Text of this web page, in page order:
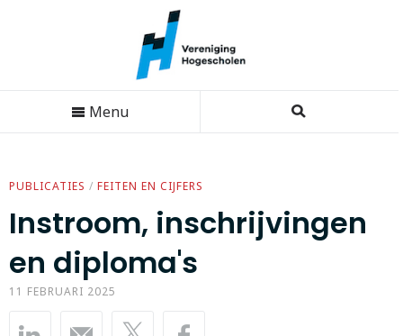
Menu
PUBLICATIES / FEITEN EN CIJFERS
Instroom, inschrijvingen
en diploma's
11 FEBRUARI 2025